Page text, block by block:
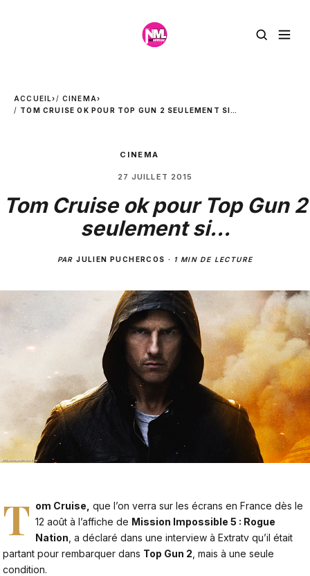
ACCUEIL› CINEMA›
TOM CRUISE OK POUR TOP GUN 2 SEULEMENT SI…
CINEMA
27 JUILLET 2015
Tom Cruise ok pour Top Gun 2
seulement si…
PARJULIEN PUCHERCOS · 1 MIN DE LECTURE
T om Cruise, que l’on verra sur les écrans en France dès le
12 août à l’affiche de Mission Impossible 5 : Rogue
Nation, a déclaré dans une interview à Extratv qu’il était
partant pour rembarquer dans Top Gun 2, mais à une seule
condition.